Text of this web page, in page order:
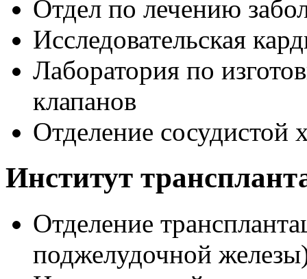
Отдел по лечению
Исследовательская
Лаборатория по
клапанов
Отделение сосудистой
Институт
Отделение
поджелудочной